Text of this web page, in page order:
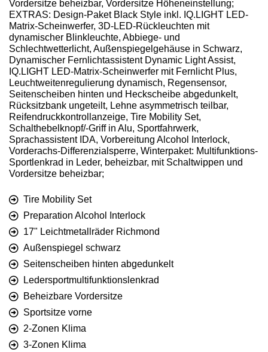
Vordersitze beheizbar, Vordersitze Höheneinstellung;
EXTRAS: Design-Paket Black Style inkl. IQ.LIGHT LED-
Matrix-Scheinwerfer, 3D-LED-Rückleuchten mit
dynamischer Blinkleuchte, Abbiege- und
Schlechtwetterlicht, Außenspiegelgehäuse in Schwarz,
Dynamischer Fernlichtassistent Dynamic Light Assist,
IQ.LIGHT LED-Matrix-Scheinwerfer mit Fernlicht Plus,
Leuchtweitenregulierung dynamisch, Regensensor,
Seitenscheiben hinten und Heckscheibe abgedunkelt,
Rücksitzbank ungeteilt, Lehne asymmetrisch teilbar,
Reifendruckkontrollanzeige, Tire Mobility Set,
Schalthebelknopf/-Griff in Alu, Sportfahrwerk,
Sprachassistent IDA, Vorbereitung Alcohol Interlock,
Vorderachs-Differenzialsperre, Winterpaket: Multifunktions-
Sportlenkrad in Leder, beheizbar, mit Schaltwippen und
Vordersitze beheizbar;
Tire Mobility Set
Preparation Alcohol Interlock
17" Leichtmetallräder Richmond
Außenspiegel schwarz
Seitenscheiben hinten abgedunkelt
Ledersportmultifunktionslenkrad
Beheizbare Vordersitze
Sportsitze vorne
2-Zonen Klima
3-Zonen Klima